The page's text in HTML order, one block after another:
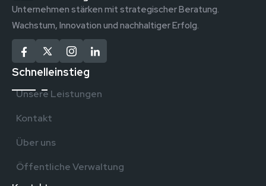
Unternehmen stärken mit strategischer Beratung.
Wachstum, Innovation und nachhaltiger Erfolg.
Schnelleinstieg
Unsere Leistungen
Kontakt
Über uns
Öffentliche Verwaltung